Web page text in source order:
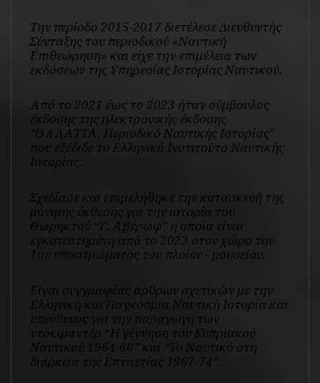
Την περίοδο 2015-2017 διετέλεσε Διευθυντής
Σύνταξης του περιοδικού «Ναυτική
Επιθεώρηση» και είχε την επιμέλεια των
εκδόσεων της Υπηρεσίας Ιστορίας Ναυτικού.
Από το 2021 έως το 2023 ήταν σύμβουλος
έκδοσης της ηλεκτρονικής έκδοσης
"ΘΑΛΑΤΤΑ. Περιοδικό Ναυτικής Ιστορίας"
που εξέδιδε το Ελληνικό Ινστιτούτο Ναυτικής
Ιστορίας.
Σχεδίασε και επιμελήθηκε την κατασκευή της
μόνιμης έκθεσης για την ιστορία του
Θωρηκτού “Γ. Αβέρωφ” η οποία είναι
εγκατεστημένη από το 2023 στον χώρο του
1ου υποστρώματος του πλοίου - μουσείου.
Είναι συγγραφέας άρθρων σχετικών με την
Ελληνική και Παγκόσμια Ναυτική Ιστορία και
υπεύθυνος για την παραγωγή των
ντοκιμαντέρ “Η γέννηση του Κυπριακού
Ναυτικού 1964-66” και “Το Ναυτικό στη
διάρκεια της Επταετίας 1967-74”.